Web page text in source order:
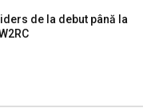
de la debut până la